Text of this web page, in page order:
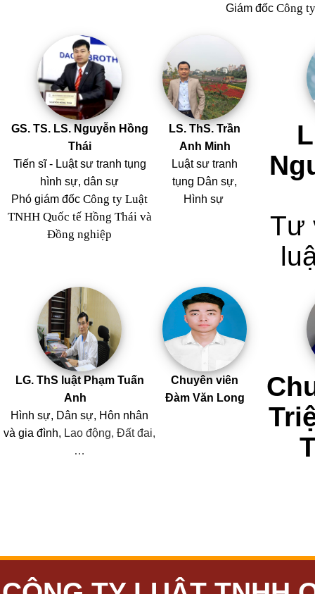
Giám đốc Công
GS. TS. LS. Nguyễn Hồng
Thái
Tiến sĩ - Luật sư tranh tụng
hình sự, dân sự
Phó giám đốc Công ty Luật
TNHH Quốc tế Hồng Thái và
Đồng nghiệp
LS. ThS. Trần
Anh Minh
Luật sư tranh
tụng Dân sự,
Hình sự
Tư
LG. ThS luật Phạm Tuấn
Anh
Hình sự, Dân sự, Hôn nhân
và gia đình, Lao động, Đất đai,
…
Chuyên viên
Đàm Văn Long